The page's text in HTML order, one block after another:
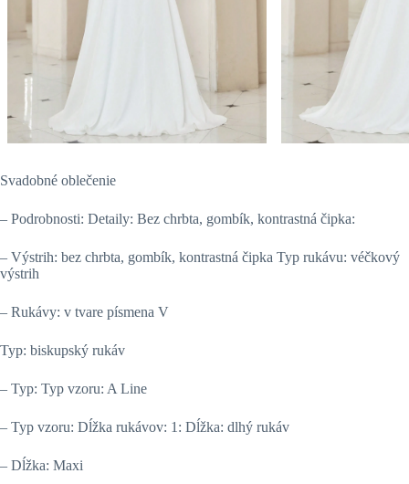
Svadobné oblečenie
– Podrobnosti: Detaily: Bez chrbta, gombík, kontrastná čipka:
– Výstrih: bez chrbta, gombík, kontrastná čipka Typ rukávu: véčkový
výstrih
– Rukávy: v tvare písmena V
Typ: biskupský rukáv
– Typ: Typ vzoru: A Line
– Typ vzoru: Dĺžka rukávov: 1: Dĺžka: dlhý rukáv
– Dĺžka: Maxi